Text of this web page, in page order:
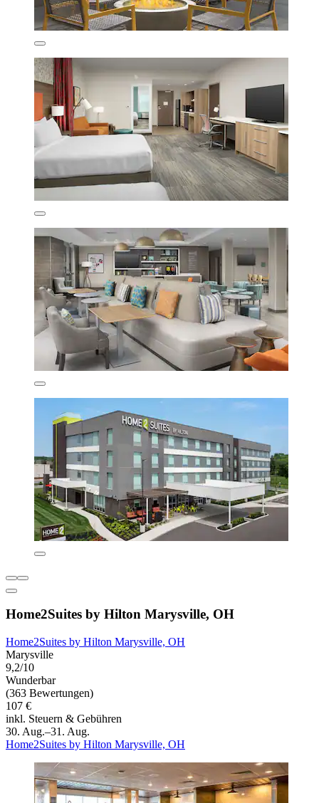
Home2Suites by Hilton Marysville, OH
Home2Suites by Hilton Marysville, OH
Marysville
9,2/10
Wunderbar
(363 Bewertungen)
107 €
inkl. Steuern & Gebühren
30. Aug.–31. Aug.
Home2Suites by Hilton Marysville, OH